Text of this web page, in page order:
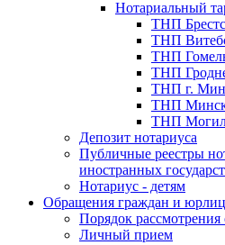
Нотариальный
ТНП
ТНП
ТНП
ТНП
ТНП г.
ТНП
ТНП
Депозит нотариуса
Публичные реестры
иностранных
Нотариус - детям
Обращения граждан и юрлиц
Порядок
Личный прием